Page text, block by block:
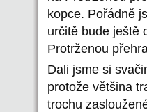
kopce. Pořádně
určitě bude ještě
Protrženou
Dali jsme si
protože většina
trochu